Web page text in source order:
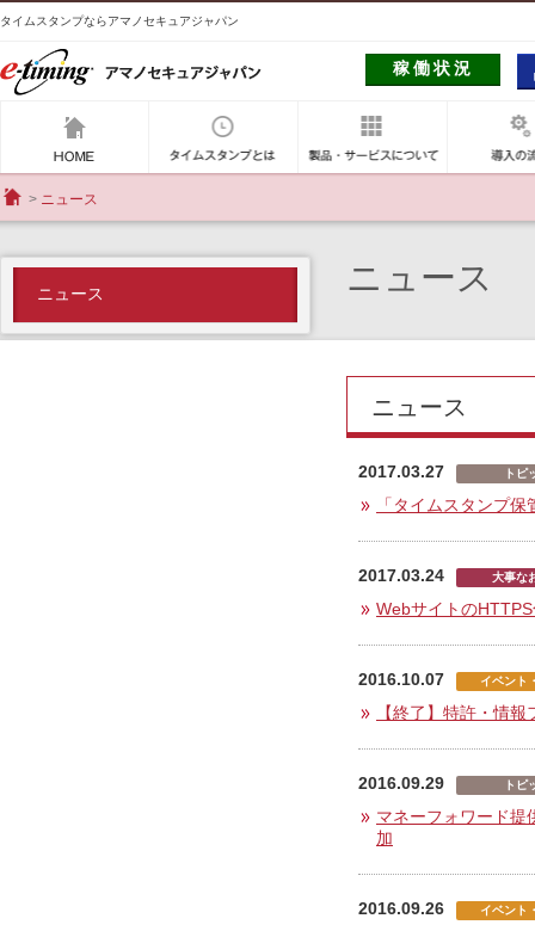
タイムスタンプならアマノセキュアジャパン
稼働状況
製品・サ
ニュース
ニュース
ニュース
2017.03.27 トピ
「タイムスタンプ
2017.03.24 大事な
Webサイトの
2016.10.07 イベント
【終了】特許・情
2016.09.29 トピ
マネーフォワード提
加
2016.09.26 イベント
ニュース